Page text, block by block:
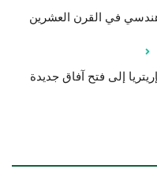
في القرن العشرين
إلى فتح آفاق جديدة